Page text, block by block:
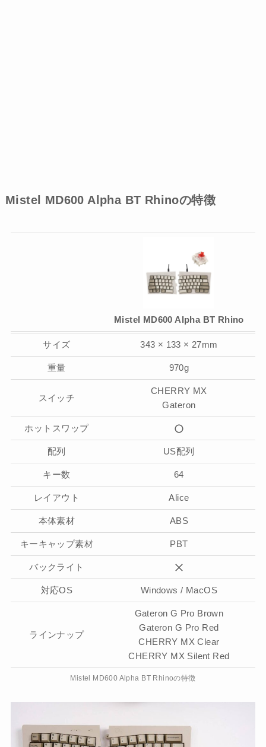
Mistel MD600 Alpha BT Rhinoの特徴
Mistel MD600 Alpha BT Rhino
サイズ 343 × 133 × 27mm
重量 970g
スイッチ
CHERRY MX
Gateron
ホットスワップ
配列 US配列
キー数 64
レイアウト Alice
本体素材 ABS
キーキャップ素材 PBT
バックライト
対応OS Windows / MacOS
ラインナップ
Gateron G Pro Brown
Gateron G Pro Red
CHERRY MX Clear
CHERRY MX Silent Red
Mistel MD600 Alpha BT Rhinoの特徴